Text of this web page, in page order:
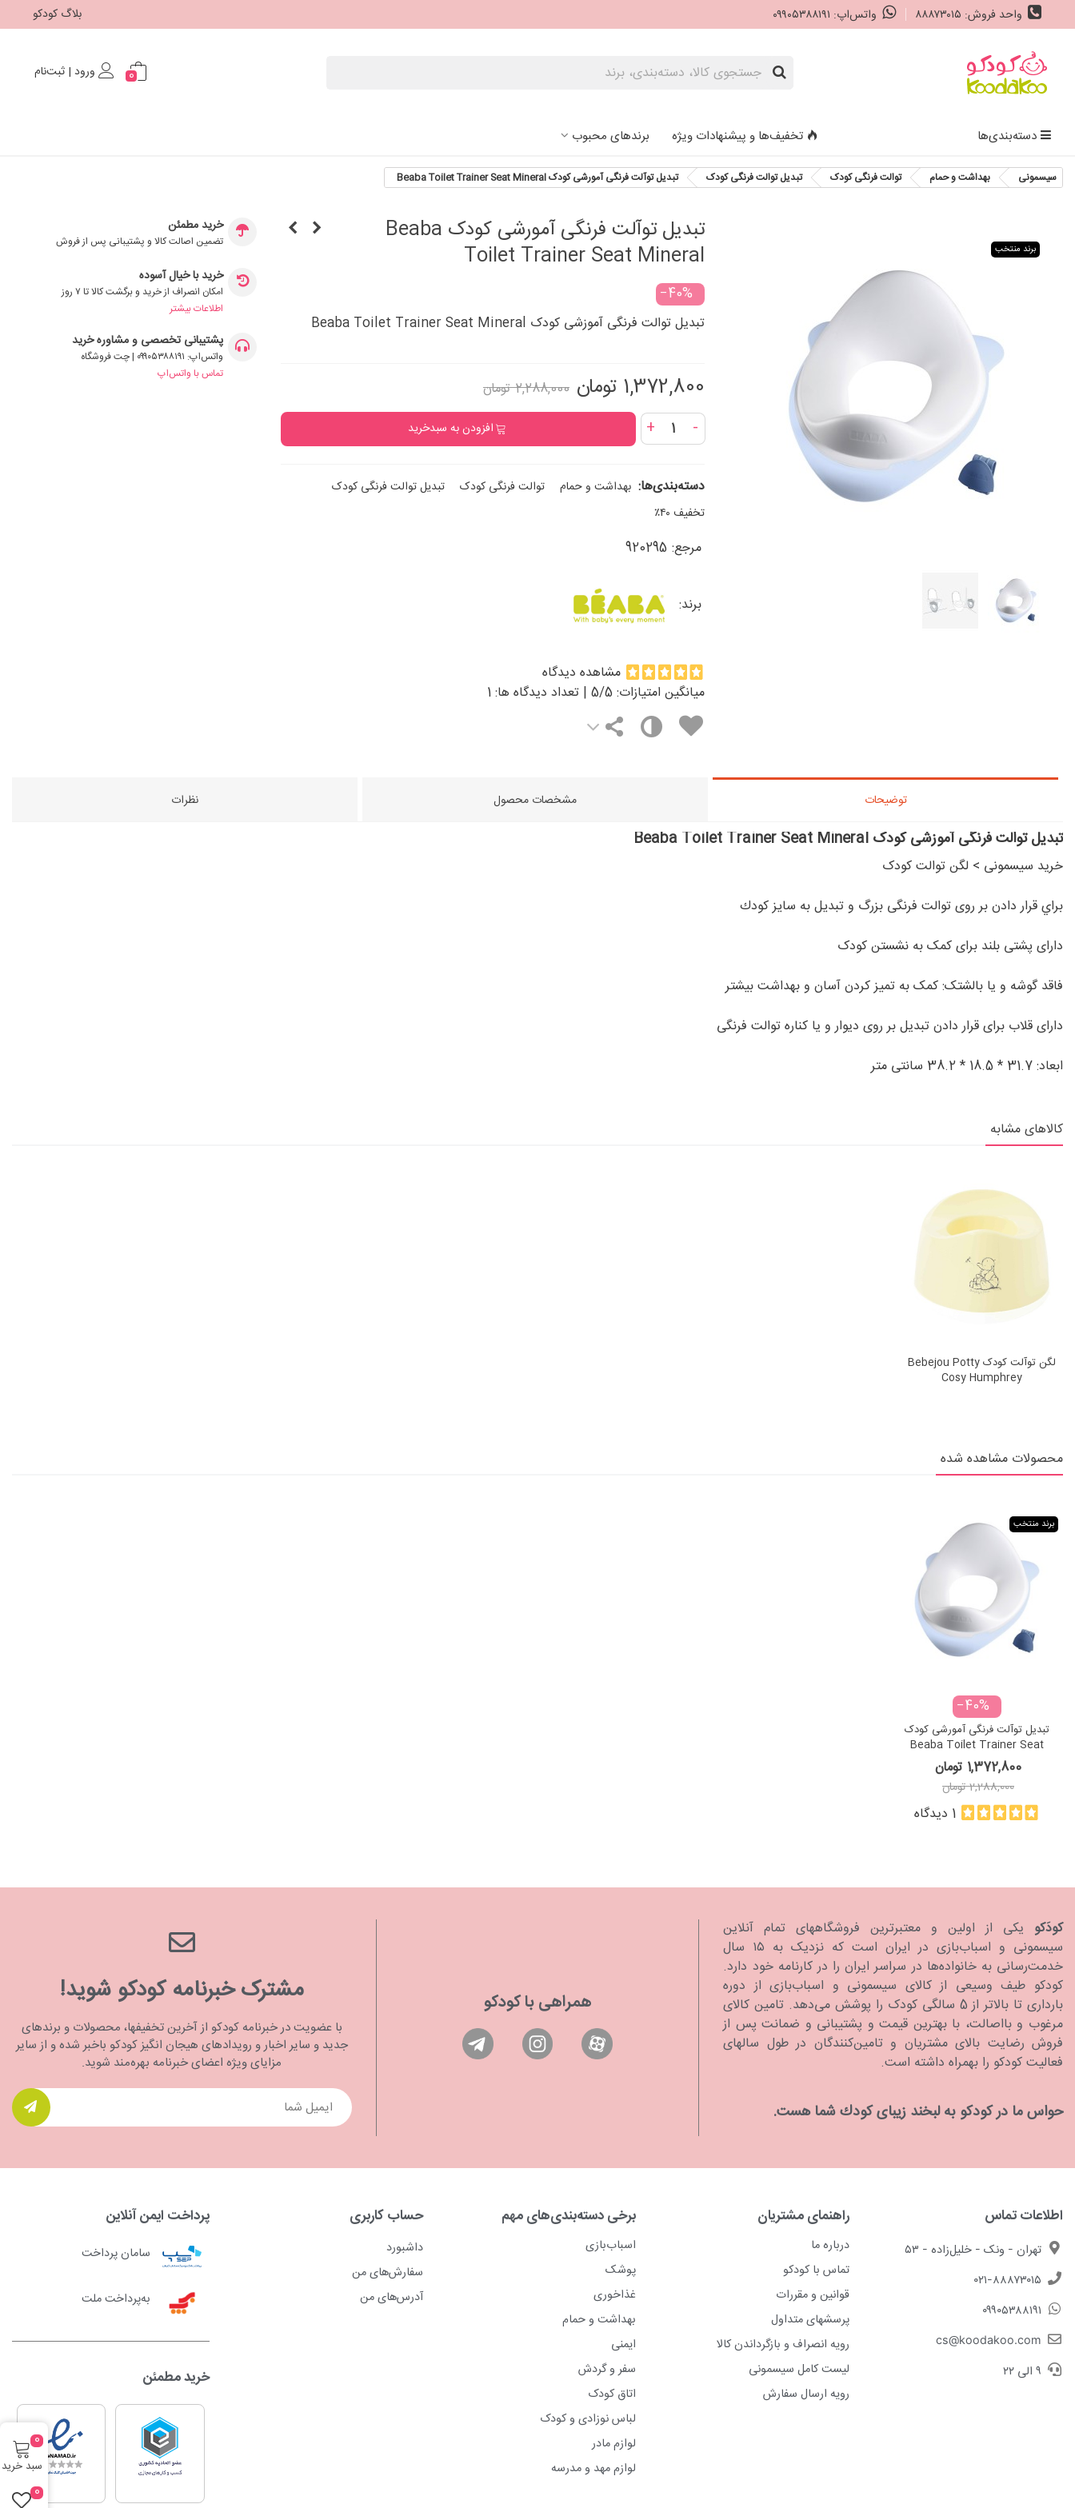
واحد فروش: ۸۸۸۷۳۰۱۵ واتس‌اپ: ۰۹۹۰۵۳۸۸۱۹۱ بلاگ کودکو
0 ورود | ثبت‌نام
دسته‌بندی‌ها تخفیف‌ها و پیشنهادات ویژه برندهای محبوب
سیسمونی بهداشت و حمام توالت فرنگی کودک تبدیل توالت فرنگی کودک تبدیل توآلت فرنگی آمورشی کودک Beaba Toilet Trainer Seat Mineral
برند منتخب
تبدیل توآلت فرنگی آمورشی کودک Beaba
Toilet Trainer Seat Mineral
‎−40%
تبدیل توالت فرنگی آموزشی کودک Beaba Toilet Trainer Seat Mineral
1,372,800 تومان 2,288,000 تومان
-
+ افزودن به سبدخرید
دسته‌بندی‌ها: بهداشت و حمام توالت فرنگی کودک
تبدیل توالت فرنگی کودک
تخفیف ۴۰٪
مرجع: 920295
برند:
مشاهده دیدگاه
میانگین امتیازات:
5/5 | تعداد دیدگاه ها: 1
خرید مطمئن
تضمین اصالت کالا و پشتیبانی پس از فروش
خرید با خیال آسوده
امکان انصراف از خرید و برگشت کالا تا ۷ روز
اطلاعات بیشتر
پشتیبانی تخصصی و مشاوره خرید
واتس‌اپ: ۰۹۹۰۵۳۸۸۱۹۱ | چت فروشگاه
تماس با واتس‌اپ
توضیحات مشخصات محصول نظرات
تبدیل توالت فرنگی آموزشی کودک Beaba Toilet Trainer Seat Mineral
خرید سیسمونی > لگن توالت کودک
براي قرار دادن بر روی توالت فرنگی بزرگ و تبديل به سايز كودك
دارای پشتی بلند برای کمک به نشستن کودک
فاقد گوشه و یا بالشتک: کمک به تمیز کردن آسان و بهداشت بیشتر
دارای قلاب برای قرار دادن تبدیل بر روی دیوار و یا کناره توالت فرنگی
ابعاد: 31.7 * 18.5 * 38.2 سانتی متر
کالاهای مشابه
لگن توآلت کودک Bebejou Potty
Cosy Humphrey
محصولات مشاهده شده
برند منتخب
‎−40%
تبدیل توآلت فرنگی آمورشی کودک
Beaba Toilet Trainer Seat
Mineral
1,372,800 تومان
2,288,000 تومان
1 دیدگاه
کودَکو یکی از اولین و معتبرترین فروشگاههای تمام آنلاین
سیسمونی و اسباب‌بازی در ایران است که نزدیک به ۱۵ سال
خدمت‌رسانی به خانواده‌ها در سراسر ایران را در کارنامه خود دارد.
كودكو طیف وسیعی از کالای سیسمونی و اسباب‌بازی از دوره
بارداری تا بالاتر از 5 سالگی کودک را پوشش می‌دهد. تامین کالای
مرغوب و بااصالت، با بهترین قیمت و پشتیبانی و ضمانت پس از
فروش رضایت بالای مشتریان و تامین‌کنندگان در طول سالهای
فعالیت کودکو را بهمراه داشته است.
حواس ما در كودكو به لبخند زیبای كودك شما هست.
همراهی با کودکو مشترک خبرنامه کودکو شوید!
با عضویت در خبرنامه کودکو از آخرین تخفیفها، محصولات و برندهای
جدید و سایر اخبار و رویدادهای هیجان انگیز کودکو باخبر شده و از سایر
مزایای ویژه اعضای خبرنامه بهره‌مند شوید.
اطلاعات تماس
تهران - ونک - خلیل‌زاده - ۵۳
۰۲۱-۸۸۸۷۳۰۱۵
۰۹۹۰۵۳۸۸۱۹۱
cs@koodakoo.com
۹ الی ۲۲
راهنمای مشتریان
درباره ما
تماس با کودکو
قوانین و مقررات
پرسشهای متداول
رویه انصراف و بازگرداندن کالا
لیست کامل سیسمونی
رویه ارسال سفارش
برخی دسته‌بندی‌های مهم
اسباب‌بازی
پوشک
غذاخوری
بهداشت و حمام
ایمنی
سفر و گردش
اتاق کودک
لباس نوزادی و کودک
لوازم مادر
لوازم مهد و مدرسه
حساب کاربری
داشبورد
سفارش‌های من
آدرس‌های من
پرداخت ایمن آنلاین
سامان پرداخت
به‌پرداخت ملت
خرید مطمئن
سبد خرید
0
0